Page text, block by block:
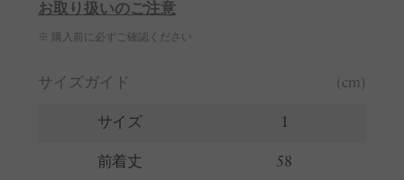
お取り扱いのご注意
※ 購入前に必ずご確認ください
サイズガイド (cm)
サイズ 1
前着丈 58